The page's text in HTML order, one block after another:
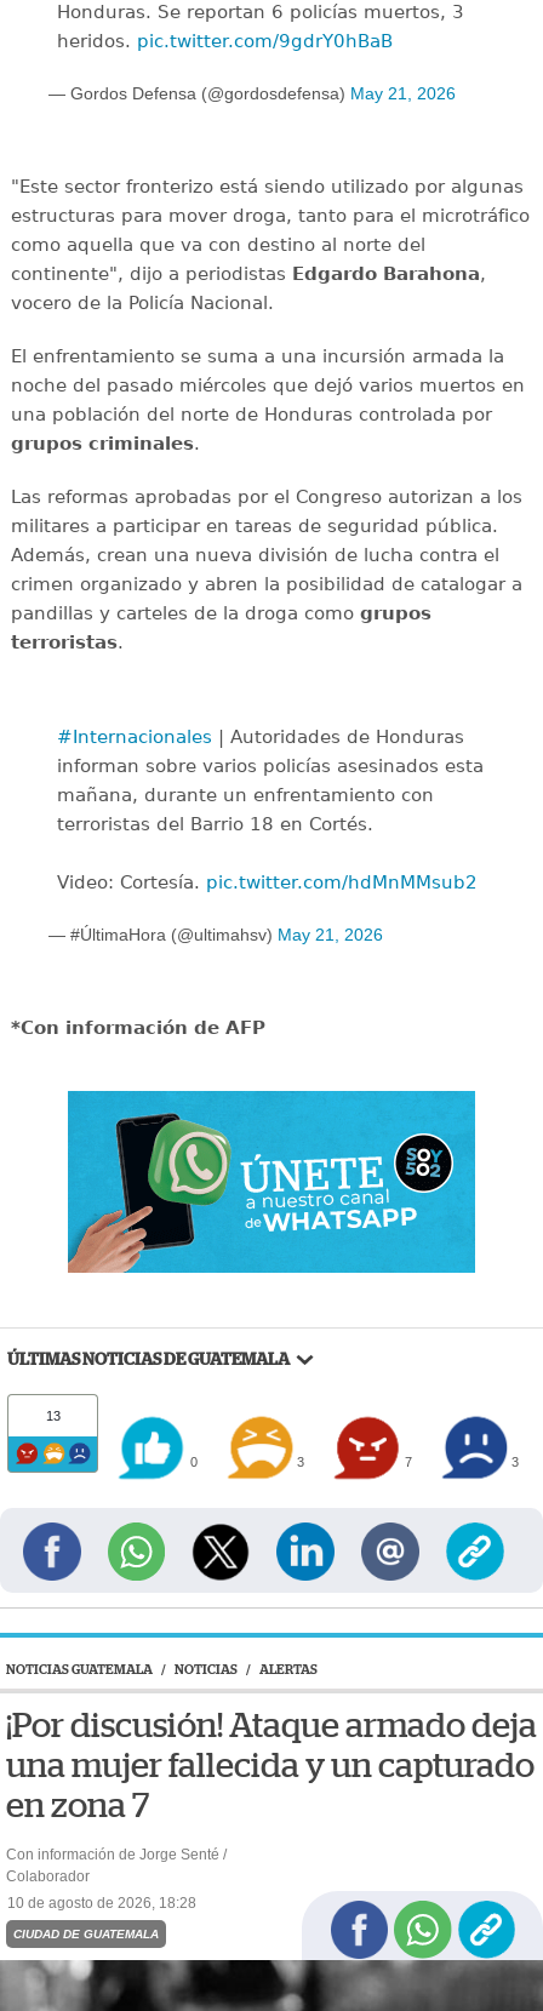
Honduras. Se reportan 6 policías muertos, 3
heridos. pic.twitter.com/9gdrY0hBaB
— Gordos Defensa (@gordosdefensa) May 21, 2026
"Este sector fronterizo está siendo utilizado por algunas
estructuras para mover droga, tanto para el microtráfico
como aquella que va con destino al norte del
continente", dijo a periodistas Edgardo Barahona,
vocero de la Policía Nacional.
El enfrentamiento se suma a una incursión armada la
noche del pasado miércoles que dejó varios muertos en
una población del norte de Honduras controlada por
grupos criminales.
Las reformas aprobadas por el Congreso autorizan a los
militares a participar en tareas de seguridad pública.
Además, crean una nueva división de lucha contra el
crimen organizado y abren la posibilidad de catalogar a
pandillas y carteles de la droga como grupos
terroristas.
#Internacionales | Autoridades de Honduras
informan sobre varios policías asesinados esta
mañana, durante un enfrentamiento con
terroristas del Barrio 18 en Cortés.
Video: Cortesía. pic.twitter.com/hdMnMMsub2
— #ÚltimaHora (@ultimahsv) May 21, 2026
*Con información de AFP
ÚLTIMAS NOTICIAS DE GUATEMALA
13
0 3 7 3
NOTICIAS GUATEMALA / NOTICIAS / ALERTAS
¡Por discusión! Ataque armado deja
una mujer fallecida y un capturado
en zona 7
Con información de Jorge Senté /
Colaborador
10 de agosto de 2026, 18:28
CIUDAD DE GUATEMALA